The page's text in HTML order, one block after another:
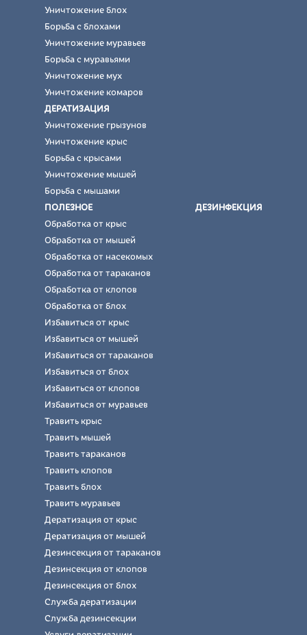
Уничтожение блох
Борьба с блохами
Уничтожение муравьев
Борьба с муравьями
Уничтожение мух
Уничтожение комаров
ДЕРАТИЗАЦИЯ
Уничтожение грызунов
Уничтожение крыс
Борьба с крысами
Уничтожение мышей
Борьба с мышами
ПОЛЕЗНОЕ
Обработка от крыс
Обработка от мышей
Обработка от насекомых
Обработка от тараканов
Обработка от клопов
Обработка от блох
Избавиться от крыс
Избавиться от мышей
Избавиться от тараканов
Избавиться от блох
Избавиться от клопов
Избавиться от муравьев
Травить крыс
Травить мышей
Травить тараканов
Травить клопов
Травить блох
Травить муравьев
Дератизация от крыс
Дератизация от мышей
Дезинсекция от тараканов
Дезинсекция от клопов
Дезинсекция от блох
Служба дератизации
Служба дезинсекции
ДЕЗИНФЕКЦИЯ